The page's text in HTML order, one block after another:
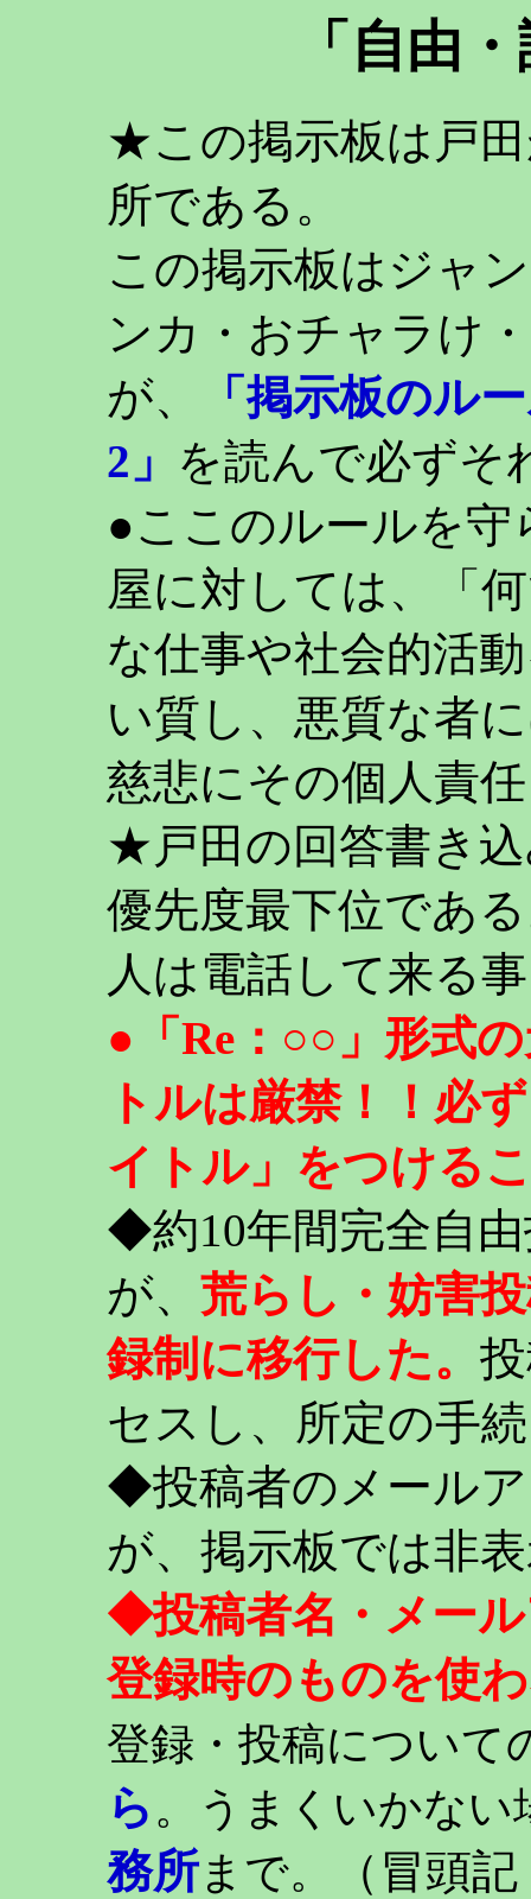
「自由
★この掲示板は戸
所である。
この掲示板はジャ
ンカ・おチャラけ
が、
「掲示板のル
2」 を読んで必ずそ
●ここのルールを守
屋に対しては、「
な仕事や社会的活
い質し、悪質な者
慈悲にその個人責
★戸田の回答書き
優先度最下位であ
人は電話して来る
●「Re：○○」形式
トルは厳禁！！必
イトル」をつける
◆約10年間完全自
が、 荒らし・妨害
録制に移行した。
セスし、所定の手
◆投稿者のメール
が、掲示板では非
◆投稿者名・メー
登録時のものを使
登録・投稿について
ら。うまくいかない
務所まで。 （冒